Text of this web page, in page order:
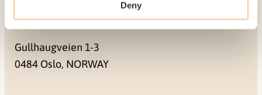
Deny
Address
Gullhaugveien 1-3
0484 Oslo, NORWAY